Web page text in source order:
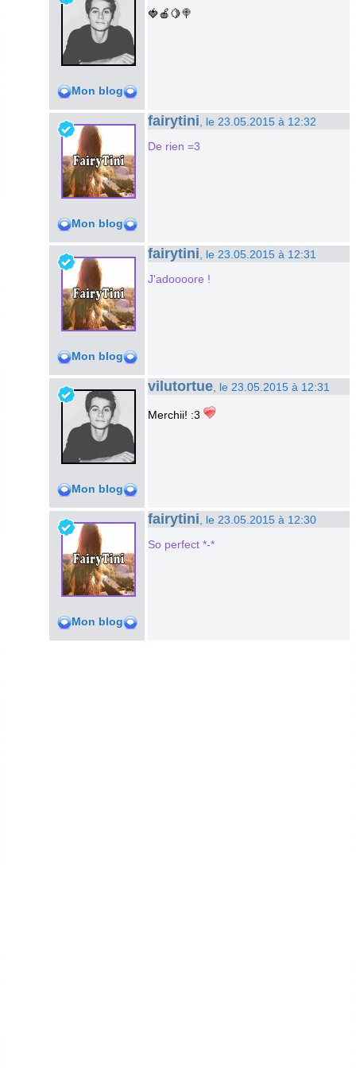
Mon blog
🍓🍎🍋🍭
Mon blog
fairytini , le 23.05.2015 à 12:32
De rien =3
Mon blog
fairytini , le 23.05.2015 à 12:31
J'adoooore !
Mon blog
vilutortue , le 23.05.2015 à 12:31
Merchii! :3
Mon blog
fairytini , le 23.05.2015 à 12:30
So perfect *-*